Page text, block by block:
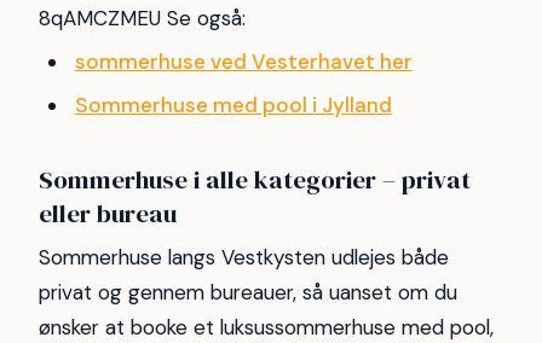
8qAMCZMEU Se også:
sommerhuse ved Vesterhavet her
Sommerhuse med pool i Jylland
Sommerhuse i alle kategorier – privat
eller bureau
Sommerhuse langs Vestkysten udlejes både
privat og gennem bureauer, så uanset om du
ønsker at booke et luksussommerhuse med pool,